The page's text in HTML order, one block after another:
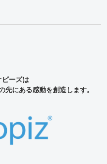
ーズは
にある感動を創造します。